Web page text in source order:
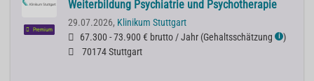
Premium
Weiterbildung Psychiatrie und Psychotherapie
29.07.2026, Klinikum Stuttgart
67.300 - 73.900 € brutto / Jahr (Gehaltsschätzung ℹ )
70174 Stuttgart